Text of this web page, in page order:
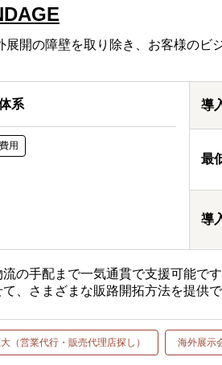
展開の障壁を取り除き、お客様のビ
系
用
導
最
導
の手配まで一気通貫で支援可能です
、さまざまな販路開拓方法を提供で
（営業代行・販売代理店探し） 海外展示